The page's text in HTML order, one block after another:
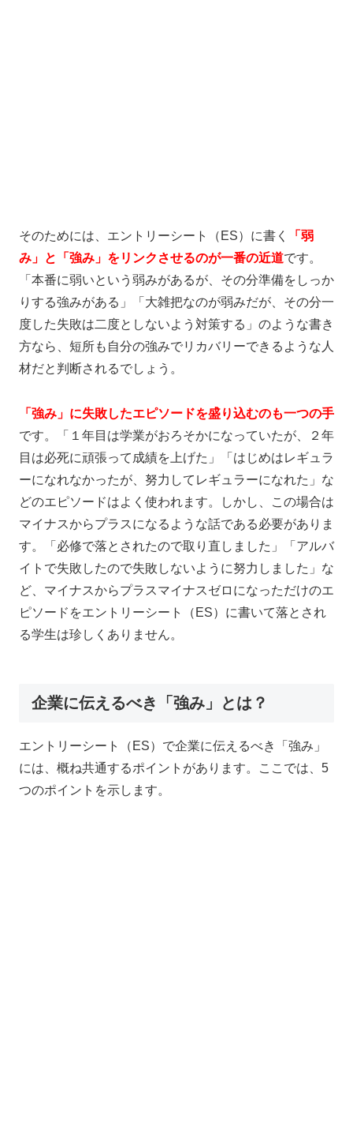
そのためには、 エントリーシート（ES）に書く
「弱
み」と「強み」をリンクさせるのが一番の近道です。
「本番に弱いという弱みがあるが、その分準備をしっか
りする強みがある」「大雑把なのが弱みだが、その分一
度した失敗は二度としないよう対策する」のような書き
方なら、短所も自分の強みでリカバリーできるような人
材だと判断されるでしょう。
「強み」に失敗したエピソードを盛り込むのも一つの手
です。
「１年目は学業がおろそかになっていたが、２年
目は必死に頑張って成績を上げた」「はじめはレギュラ
ーになれなかったが、努力してレギュラーになれた」な
どのエピソードはよく使われます。しかし、この場合は
マイナスからプラスになるような話である必要がありま
す。「必修で落とされたので取り直しました」「アルバ
イトで失敗したので失敗しないように努力しました」な
ど、マイナスからプラスマイナスゼロになっただけのエ
ピソードをエントリーシート（ES）に書いて落とされ
る学生は珍しくありません。
企業に伝えるべき「強み」とは？
エントリーシート（ES）で企業に伝えるべき「強み」
には、概ね共通するポイントがあります。ここでは、 5
つのポイント を示します。